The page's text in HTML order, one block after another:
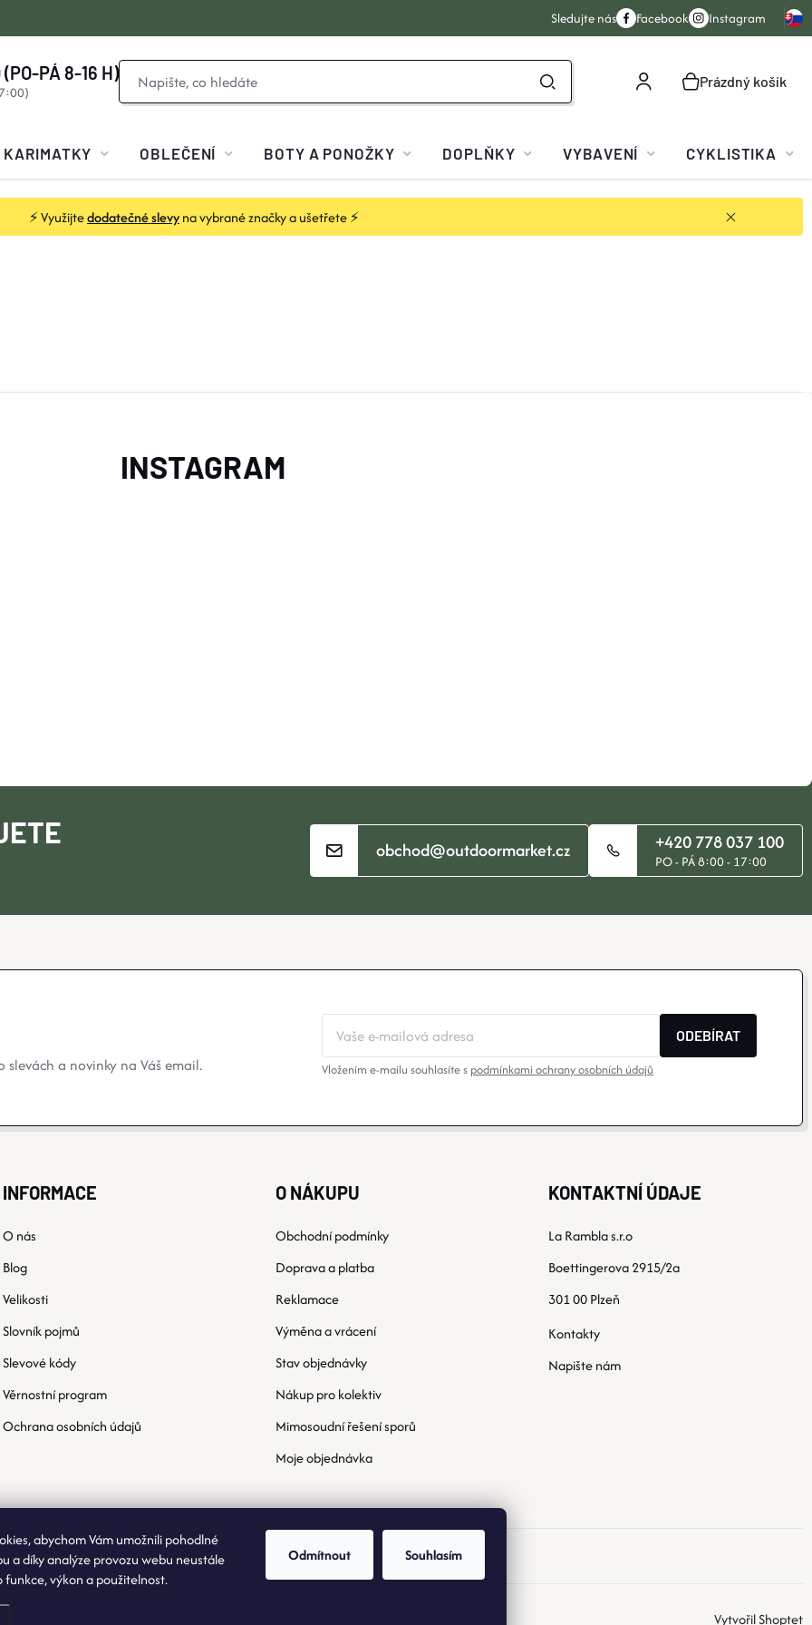
abychom Vám umožnili pohodlné
a díky analýze provozu webu neustále
funkce, výkon a použitelnost.
Odmítnout Souhlasím
⚡ Využijtedodatečné slevyna vybrané značky a ušetřete ⚡
Sledujte nás Facebook Instagram
NÁKUPNÍ
Prázdný košík
PÁ 8-16 H)
KARIMATKY OBLEČENÍ BOTY A PONOŽKY DOPLŇKY VYBAVENÍ CYKLISTIKA
obchod@outdoormarket.cz +420 778 037 100
PO - PÁ 8:00 - 17:00
INSTAGRAM
a novinky na Váš email.
ODEBÍRAT
Vložením e-mailu souhlasíte s podmínkami ochrany osobních údajů
INFORMACE
O nás
Blog
Velikosti
Slovník pojmů
Slevové kódy
Věrnostní program
Ochrana osobních údajů
O NÁKUPU
Obchodní podmínky
Doprava a platba
Reklamace
Výměna a vrácení
Stav objednávky
Nákup pro kolektiv
Mimosoudní řešení sporů
Moje objednávka
KONTAKTNÍ ÚDAJE
La Rambla s.r.o
Boettingerova 2915/2a
301 00 Plzeň
Kontakty
Napište nám
Vytvořil Shoptet